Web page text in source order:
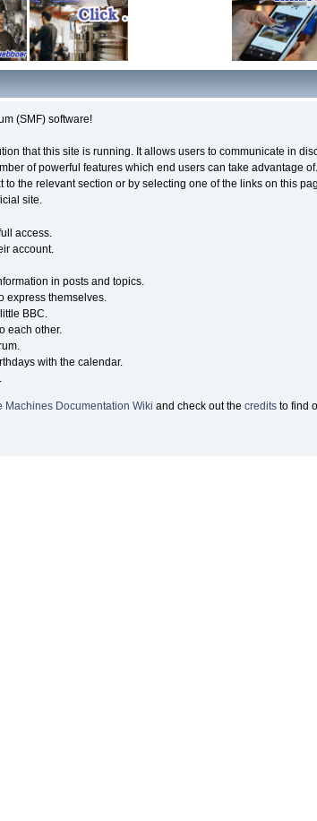
(SMF) software!
that this site is running. It allows users to communicate in
of powerful features which end users can take advantage
the relevant section or by selecting one of the links on this
site.
access.
account.
in posts and topics.
express themselves.
BBC.
each other.
with the calendar.
Machines Documentation Wiki and check out thecredits to find